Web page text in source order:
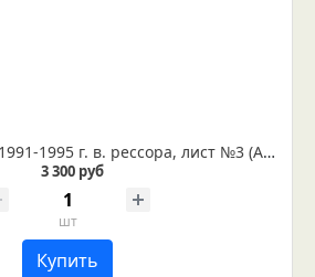
OPEL FRONTERA A 1991-1995 г. в. рессора, лист №3 (Арт. IR 31-02-03)
3 300 руб
шт
Купить